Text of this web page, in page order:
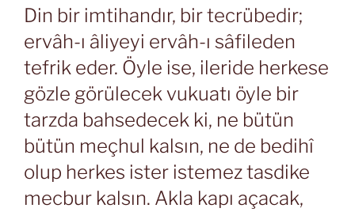
TARIHI
Din bir imtihandır, bir tecrübedir;
ervâh-ı âliyeyi ervâh-ı sâfileden
tefrik eder. Öyle ise, ileride herkese
gözle görülecek vukuatı öyle bir
tarzda bahsedecek ki, ne bütün
bütün meçhul kalsın, ne de bedihî
olup herkes ister istemez tasdike
mecbur kalsın. Akla kapı açacak,